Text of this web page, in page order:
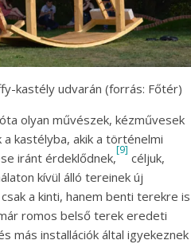
kastély udvarán (forrás: Főtér)
olyan művészek, kézművesek
kastélyba, akik a történelmi
iránt érdeklődnek,
[9]
céljuk,
kívül álló tereinek új
a kinti, hanem benti terekre is
romos belső terek eredeti
más installációk által igyekeznek